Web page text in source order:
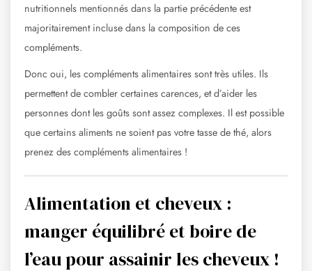
nutritionnels mentionnés dans la partie précédente est
majoritairement incluse dans la composition de ces
compléments.
Donc oui, les compléments alimentaires sont très utiles. Ils
permettent de combler certaines carences, et d’aider les
personnes dont les goûts sont assez complexes. Il est possible
que certains aliments ne soient pas votre tasse de thé, alors
prenez des compléments alimentaires !
Alimentation et cheveux :
manger équilibré et boire de
l’eau pour assainir les cheveux !